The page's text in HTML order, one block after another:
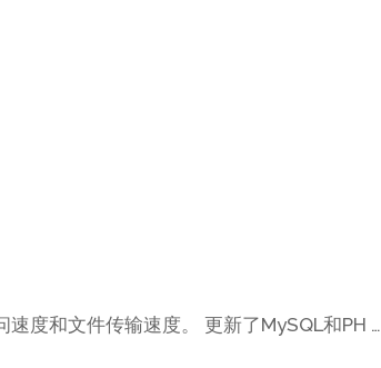
意：本教程中的指令均默认使用r …
度和文件传输速度。 更新了MySQL和PH …